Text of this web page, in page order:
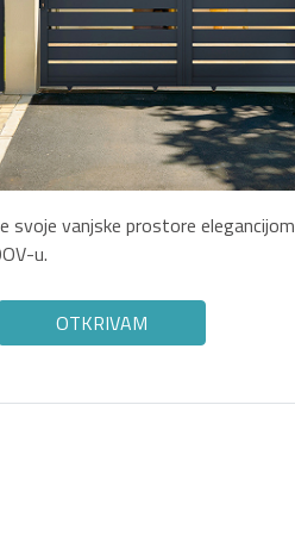
svoje vanjske prostore elegancijom
u.
OTKRIVAM